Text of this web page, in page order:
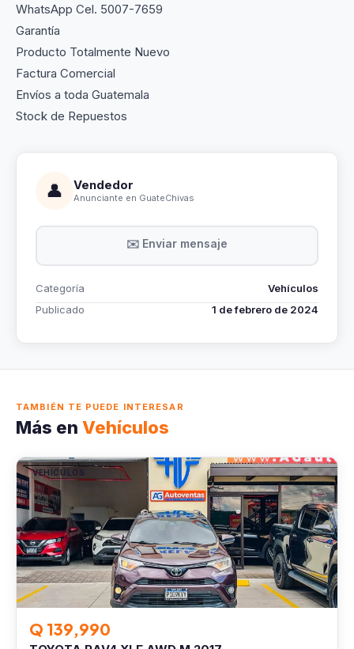
WhatsApp Cel. 5007-7659
Garantía
Producto Totalmente Nuevo
Factura Comercial
Envíos a toda Guatemala
Stock de Repuestos
👤 Vendedor
Anunciante en GuateChivas
✉️ Enviar mensaje
Categoría
Vehículos
Publicado
1 de febrero de 2024
TAMBIÉN TE PUEDE INTERESAR
Más en Vehículos
VEHÍCULOS
Q 139,990